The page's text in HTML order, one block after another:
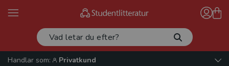
Handlar som:
Privatkund